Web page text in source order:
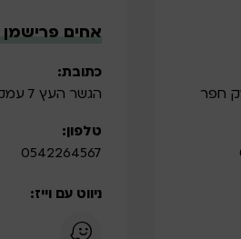
אחים
כתובת:
הגשר העץ 7 עמק חפר
טלפון:
0542264567
ניווט עם וייז: